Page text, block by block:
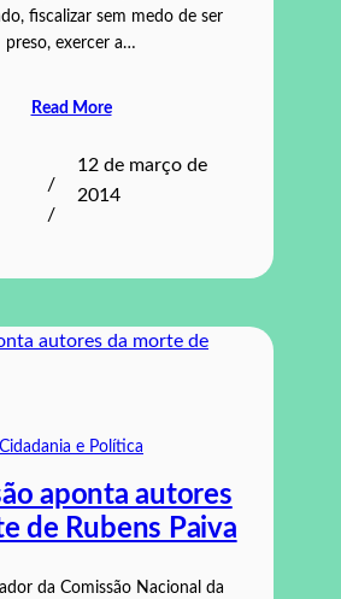
fiscalizar sem medo de ser
preso, exercer a…
Read More
/
/
12 de março de
2014
Cidadania e Política
aponta autores
de Rubens Paiva
da Comissão Nacional da